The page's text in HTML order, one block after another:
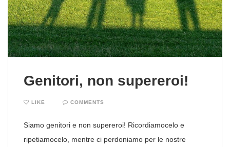
Genitori, non supereroi!
LIKE COMMENTS
Siamo genitori e non supereroi! Ricordiamocelo e
ripetiamocelo, mentre ci perdoniamo per le nostre